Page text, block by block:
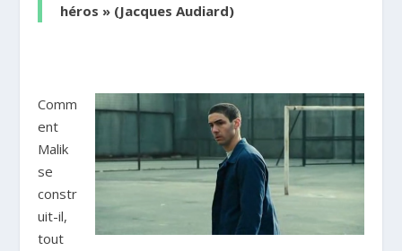
héros » (Jacques Audiard)
Comm
ent
Malik
se
constr
uit-il,
tout